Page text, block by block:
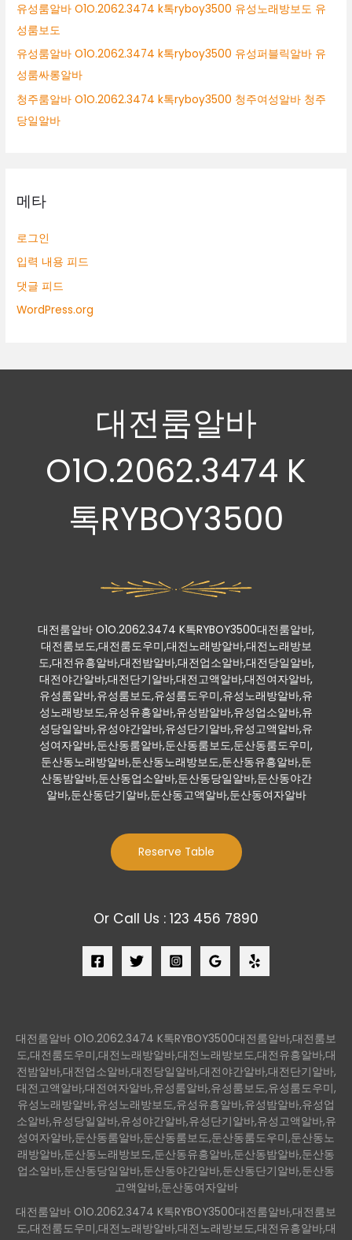
유성룸알바 O1O.2062.3474 k톡ryboy3500 유성노래방보도 유
성룸보도
유성룸알바 O1O.2062.3474 k톡ryboy3500 유성퍼블릭알바 유
성룸싸롱알바
청주룸알바 O1O.2062.3474 k톡ryboy3500 청주여성알바 청주
당일알바
메타
로그인
입력 내용 피드
댓글 피드
WordPress.org
대전룸알바
O1O.2062.3474 K
톡RYBOY3500
대전룸알바 O1O.2062.3474 K톡RYBOY3500대전룸알바,
대전룸보도,대전룸도우미,대전노래방알바,대전노래방보
도,대전유흥알바,대전밤알바,대전업소알바,대전당일알바,
대전야간알바,대전단기알바,대전고액알바,대전여자알바,
유성룸알바,유성룸보도,유성룸도우미,유성노래방알바,유
성노래방보도,유성유흥알바,유성밤알바,유성업소알바,유
성당일알바,유성야간알바,유성단기알바,유성고액알바,유
성여자알바,둔산동룸알바,둔산동룸보도,둔산동룸도우미,
둔산동노래방알바,둔산동노래방보도,둔산동유흥알바,둔
산동밤알바,둔산동업소알바,둔산동당일알바,둔산동야간
알바,둔산동단기알바,둔산동고액알바,둔산동여자알바
Reserve Table
Or Call Us : 123 456 7890
대전룸알바 O1O.2062.3474 K톡RYBOY3500대전룸알바,대전룸보
도,대전룸도우미,대전노래방알바,대전노래방보도,대전유흥알바,대
전밤알바,대전업소알바,대전당일알바,대전야간알바,대전단기알바,
대전고액알바,대전여자알바,유성룸알바,유성룸보도,유성룸도우미,
유성노래방알바,유성노래방보도,유성유흥알바,유성밤알바,유성업
소알바,유성당일알바,유성야간알바,유성단기알바,유성고액알바,유
성여자알바,둔산동룸알바,둔산동룸보도,둔산동룸도우미,둔산동노
래방알바,둔산동노래방보도,둔산동유흥알바,둔산동밤알바,둔산동
업소알바,둔산동당일알바,둔산동야간알바,둔산동단기알바,둔산동
고액알바,둔산동여자알바
대전룸알바 O1O.2062.3474 K톡RYBOY3500대전룸알바,대전룸보
도,대전룸도우미,대전노래방알바,대전노래방보도,대전유흥알바,대